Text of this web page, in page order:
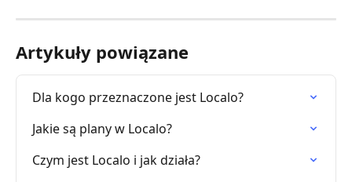
Artykuły powiązane
Dla kogo przeznaczone jest Localo?
Jakie są plany w Localo?
Czym jest Localo i jak działa?